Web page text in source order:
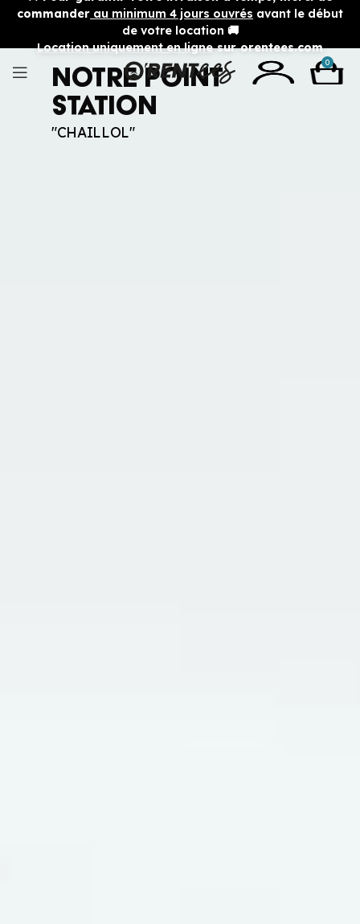
commander au minimum 4 jours ouvrés avant le début
de votre location 🚚
Location uniquement en lignesur orentees.com
0
Notre Point
station
"CHAILLOL"